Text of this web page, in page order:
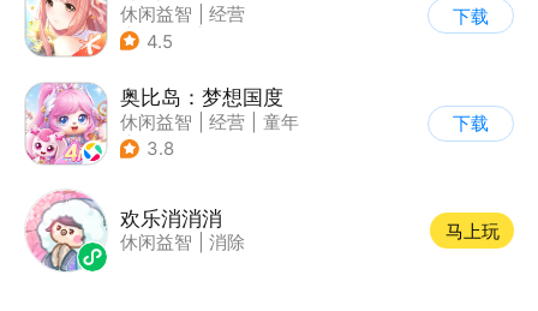
休闲益智
经营
| 美少女
4.5
下载
奥比岛：梦想国度
休闲益智 经营
童年
| 萌系
3.8
下载
欢乐消消消
休闲益智 消除
马上玩